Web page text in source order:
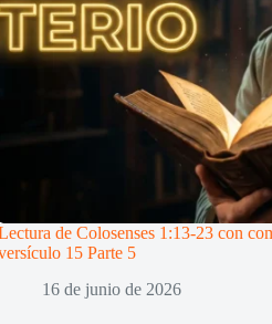
de Colosenses 1:13-23 con
15 Parte 5
16 de junio de 2026